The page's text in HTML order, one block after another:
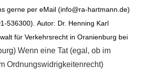
gerne per eMail (info@ra-hartmann.de)
536300). Autor: Dr. Henning Karl
für Verkehrsrecht in Oranienburg bei
Wenn eine Tat (egal, ob im
Ordnungswidrigkeitenrecht)